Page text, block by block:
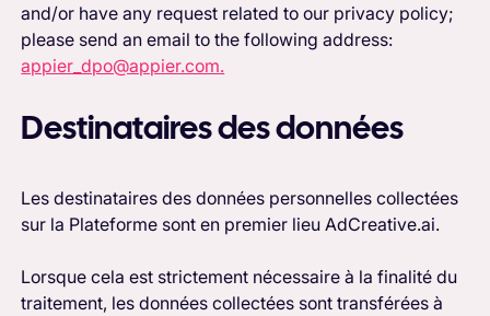
and/or have any request related to our privacy policy;
please send an email to the following address:
appier_dpo@appier.com.
Destinataires des données
Les destinataires des données personnelles collectées
sur la Plateforme sont en premier lieu AdCreative.ai.
Lorsque cela est strictement nécessaire à la finalité du
traitement, les données collectées sont transférées à